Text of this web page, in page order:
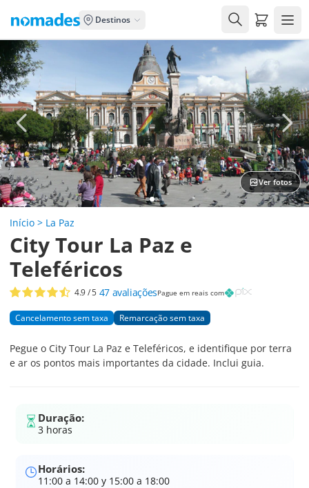
Destinos Carrito
Ver fotos
Início > La Paz
City Tour La Paz e
Teleféricos
4.9/ 5 47 avaliaçõesPague em reais com
Cancelamento sem taxa Remarcação sem taxa
Pegue o City Tour La Paz e Teleféricos, e identifique por terra
e ar os pontos mais importantes da cidade. Inclui guia.
Duração:
3 horas
Horários:
11:00 a 14:00 y 15:00 a 18:00